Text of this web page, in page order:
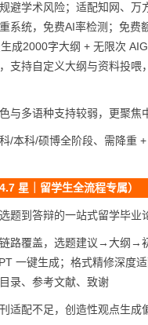
避学术风险；适配知网、万
系统，免费AI率检测；免费
成2000字大纲 + 无限次
支持自定义大纲与资料投喂
与多语种支持较弱，更聚焦
/本科/硕博全阶段、需降重
星｜留学生全流程专属）
题到答辩的一站式留学毕业
路覆盖，选题建议→大纲→
一键生成；格式精修深度
录、参考文献、致谢
适配不足，创造性观点生成